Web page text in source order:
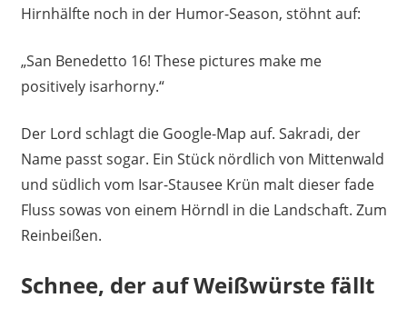
Hirnhälfte noch in der Humor-Season, stöhnt auf:
„San Benedetto 16! These pictures make me
positively isarhorny.“
Der Lord schlagt die Google-Map auf. Sakradi, der
Name passt sogar. Ein Stück nördlich von Mittenwald
und südlich vom Isar-Stausee Krün malt dieser fade
Fluss sowas von einem Hörndl in die Landschaft. Zum
Reinbeißen.
Schnee, der auf Weißwürste fällt